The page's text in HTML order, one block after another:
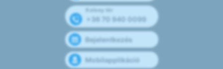
Kolosy tér
+36 70 940 0099
Bejelentkezés
Mobilapplikáció